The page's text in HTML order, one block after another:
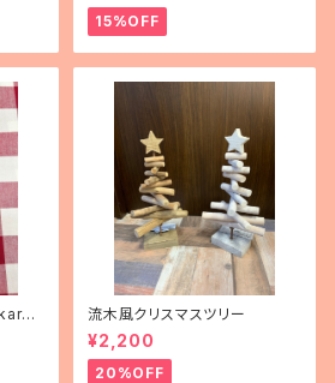
15%OFF
流木風クリスマスツリー
¥2,200
20%OFF